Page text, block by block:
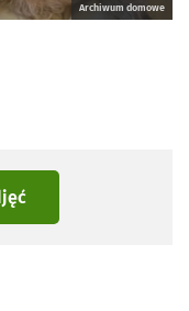
Archiwum domowe